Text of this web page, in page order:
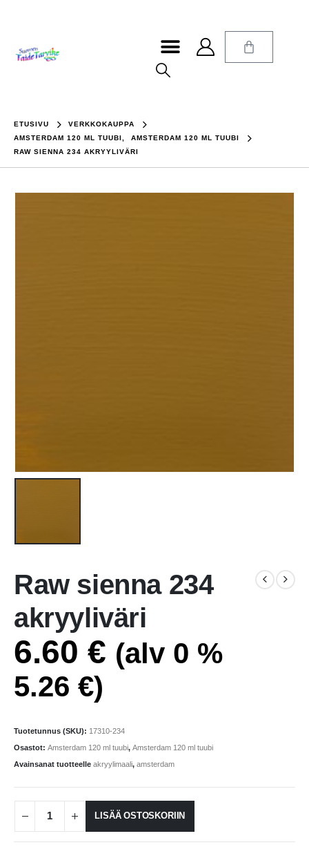
ETUSIVU
VERKKOKAUPPA
AMSTERDAM 120 ML TUUBI
AMSTERDAM 120 ML TUUBI
RAW SIENNA 234 AKRYYLIVÄRI
Raw sienna 234
akryyliväri
6.60 € (alv 0 %
5.26 €)
Tuotetunnus (SKU): 17310-234
Osastot: Amsterdam 120 ml tuubi, Amsterdam 120 ml tuubi
Avainsanat tuotteelle akryylimaali, amsterdam
LISÄÄ OSTOSKORIIN